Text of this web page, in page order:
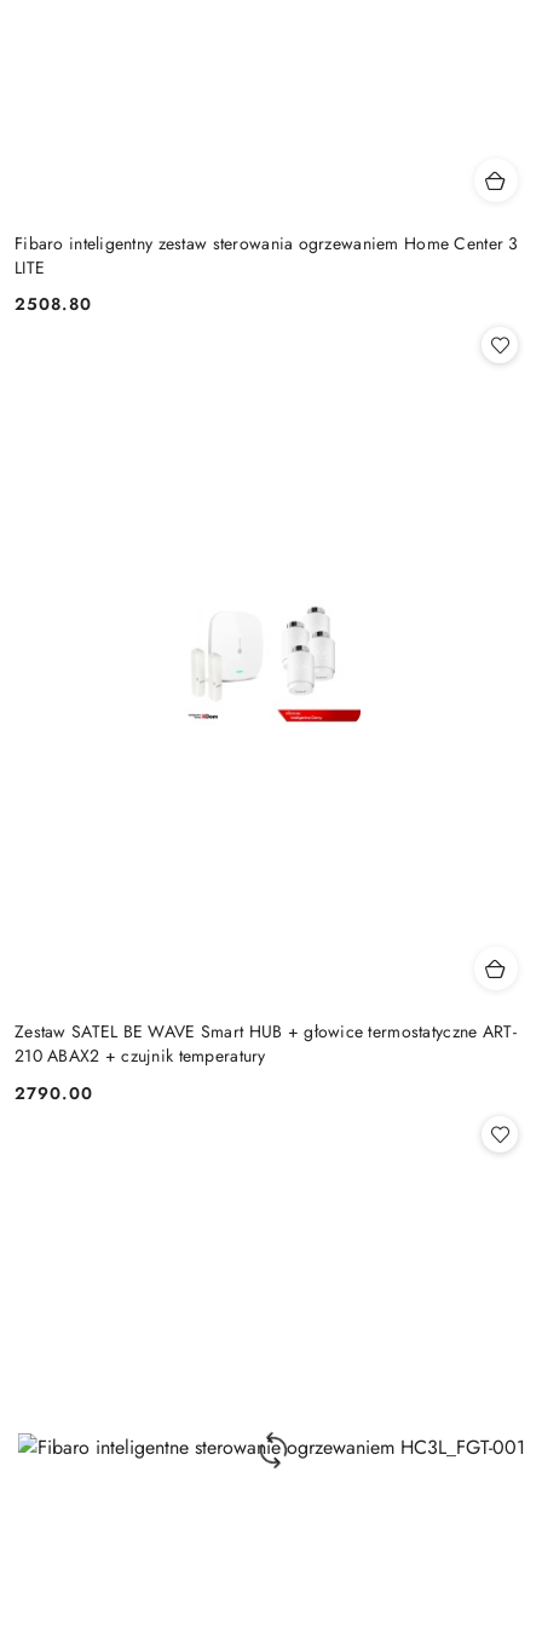
Fibaro inteligentny zestaw sterowania ogrzewaniem Home Center 3
LITE
Cena:
2508.80
Zestaw SATEL BE WAVE Smart HUB + głowice termostatyczne ART-
210 ABAX2 + czujnik temperatury
Cena:
2790.00